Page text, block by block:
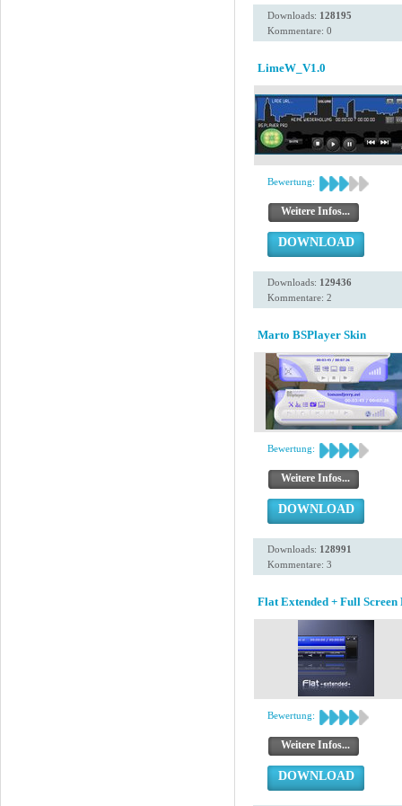
Downloads: 128195
Kommentare: 0
LimeW_V1.0
Bewertung:
Weitere Infos...
DOWNLOAD
Downloads: 129436
Kommentare: 2
Marto BSPlayer Skin
Bewertung:
Weitere Infos...
DOWNLOAD
Downloads: 128991
Kommentare: 3
Flat Extended + Full
Bewertung:
Weitere Infos...
DOWNLOAD